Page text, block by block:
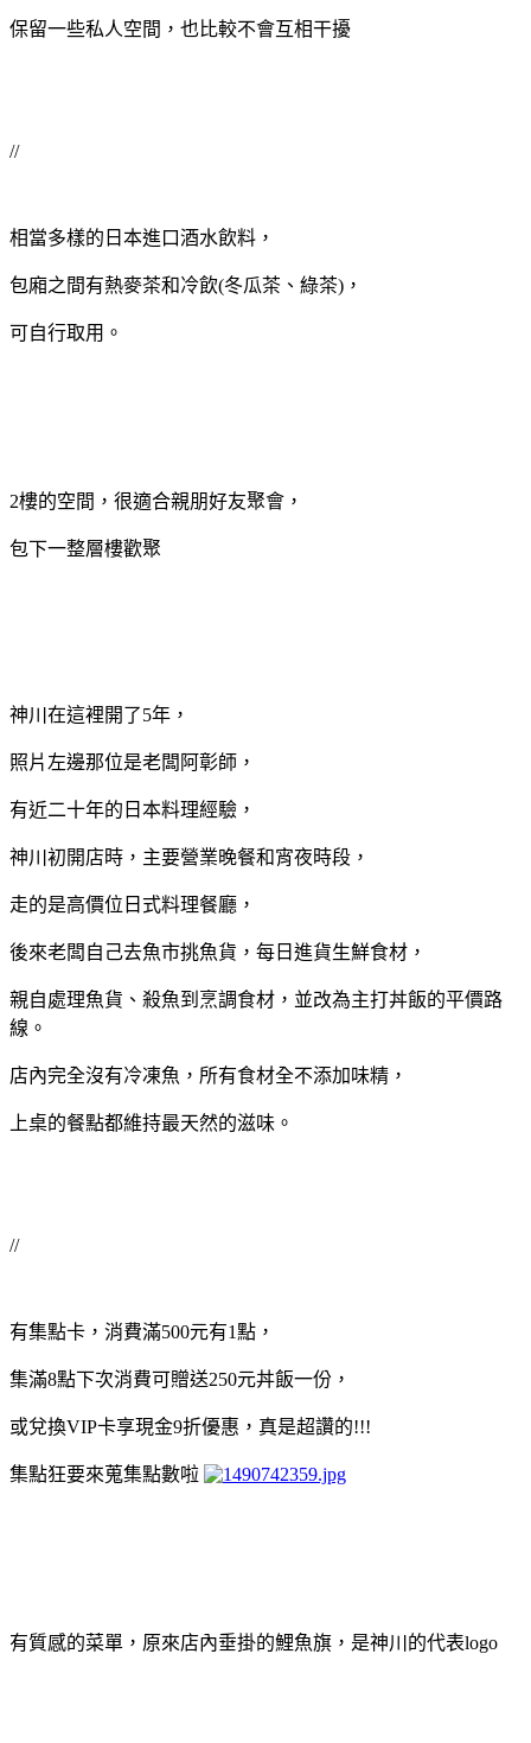
保留一些私人空間，也比較不會互相干擾
//
相當多樣的日本進口酒水飲料，
包廂之間有熱麥茶和冷飲(冬瓜茶、綠茶)，
可自行取用。
2樓的空間，很適合親朋好友聚會，
包下一整層樓歡聚
神川在這裡開了5年，
照片左邊那位是老闆阿彰師，
有近二十年的日本料理經驗，
神川初開店時，主要營業晚餐和宵夜時段，
走的是高價位日式料理餐廳，
後來老闆自己去魚市挑魚貨，每日進貨生鮮食材，
親自處理魚貨、殺魚到烹調食材，並改為主打丼飯的平價路
線。
店內完全沒有冷凍魚，所有食材全不添加味精，
上桌的餐點都維持最天然的滋味。
//
有集點卡，消費滿500元有1點，
集滿8點下次消費可贈送250元丼飯一份，
或兌換VIP卡享現金9折優惠，真是超讚的!!!
集點狂要來蒐集點數啦
有質感的菜單，原來店內垂掛的鯉魚旗，是神川的代表logo